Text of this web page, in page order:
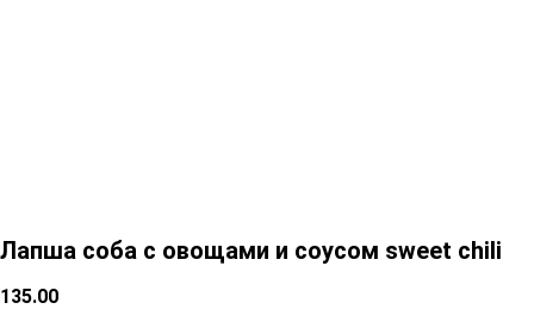
Лапша соба с овощами и соусом sweet chili
135.00